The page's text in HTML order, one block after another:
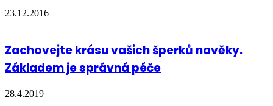
23.12.2016
Zachovejte krásu vašich šperků navěky.
Základem je správná péče
28.4.2019